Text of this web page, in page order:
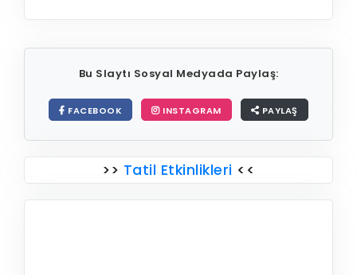
Bu Slaytı Sosyal Medyada Paylaş:
FACEBOOK INSTAGRAM PAYLAŞ
>> Tatil Etkinlikleri <<